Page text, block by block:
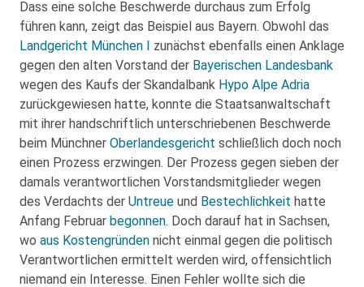
Dass eine solche Beschwerde durchaus zum Erfolg
führen kann, zeigt das Beispiel aus Bayern. Obwohl das
Landgericht München I
zunächst ebenfalls einen Anklage
gegen den alten Vorstand der Bayerischen Landesbank
wegen des Kaufs der Skandalbank Hypo Alpe Adria
zurückgewiesen hatte, konnte die Staatsanwaltschaft
mit ihrer handschriftlich unterschriebenen Beschwerde
beim Münchner Oberlandesgericht schließlich doch noch
einen Prozess erzwingen. Der Prozess gegen sieben der
damals verantwortlichen Vorstandsmitglieder wegen
des Verdachts der Untreue und Bestechlichkeit hatte
Anfang Februar begonnen. Doch darauf hat in Sachsen,
wo aus Kostengründen nicht einmal gegen die politisch
Verantwortlichen ermittelt werden wird, offensichtlich
niemand ein Interesse. Einen Fehler wollte sich die